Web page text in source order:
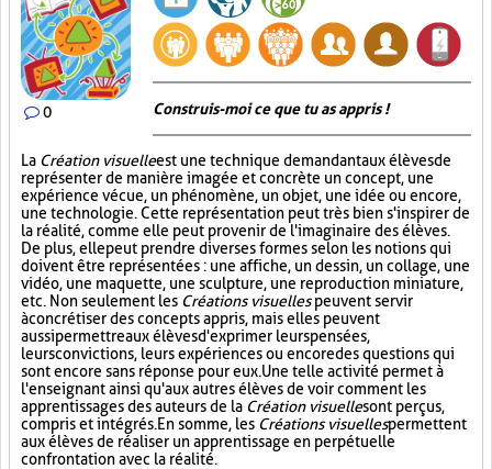
0 Construis-moi ce que tu as appris !
La Création visuelleest une technique demandant aux élèves de
représenter de manière imagée et concrète un concept, une
expérience vécue, un phénomène, un objet, une idée ou encore,
une technologie. Cette représentation peut très bien s'inspirer de
la réalité, comme elle peut provenir de l'imaginaire des élèves.
De plus, elle peut prendre diverses formes selon les notions qui
doivent être représentées : une affiche, un dessin, un collage, une
vidéo, une maquette, une sculpture, une reproduction miniature,
etc. Non seulement les Créations visuellespeuvent servir
à concrétiser des concepts appris, mais elles peuvent
aussi permettre aux élèves d'exprimer leurs pensées,
leurs convictions, leurs expériences ou encore des questions qui
sont encore sans réponse pour eux. Une telle activité permet à
l'enseignant ainsi qu'aux autres élèves de voir comment les
apprentissages des auteurs de la Création visuellesont perçus,
compris et intégrés. En somme, les Créations visuellespermettent
aux élèves de réaliser un apprentissage en perpétuelle
confrontation avec la réalité.